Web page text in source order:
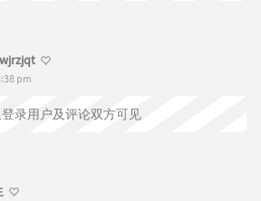
pm
录用户及评论双方可见